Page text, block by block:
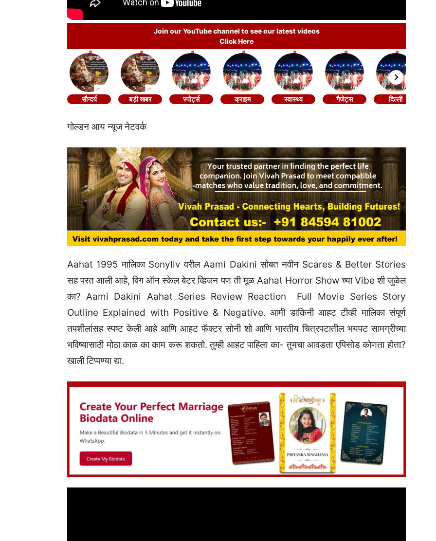
Join our YouTube channel to see our latest videos
Click Here
सौन्दर्य बड़ी खबर स्पोर्ट्स क्राइम स्वास्थ्य गैजेट्स दिल्ली
गोल्डन आय न्यूज नेटवर्क
Aahat 1995 मालिका Sonyliv वरील Aami Dakini सोबत नवीन Scares & Better Stories
सह परत आली आहे, बिग ऑन स्केल बेटर व्हिजन पण ती मूळ Aahat Horror Show च्या Vibe शी जुळेल
का? Aami Dakini Aahat Series Review Reaction Full Movie Series Story
Outline Explained with Positive & Negative. आमी डाकिनी आहट टीव्ही मालिका संपूर्ण
तपशीलांसह स्पष्ट केली आहे आणि आहट फॅक्टर सोनी शो आणि भारतीय चित्रपटातील भयपट सामग्रीच्या
भविष्यासाठी मोठा काळ का काम करू शकतो. तुम्ही आहट पाहिला का- तुमचा आवडता एपिसोड कोणता होता?
खाली टिप्पण्या द्या.